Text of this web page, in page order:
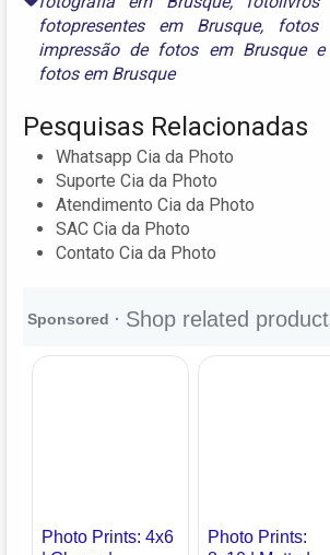
fotopresentes em Brusque, fotos
impressão de fotos em Brusquee
fotos em Brusque
Pesquisas Relacionadas
Whatsapp Cia da Photo
Suporte Cia da Photo
Atendimento Cia da Photo
SAC Cia da Photo
Contato Cia da Photo